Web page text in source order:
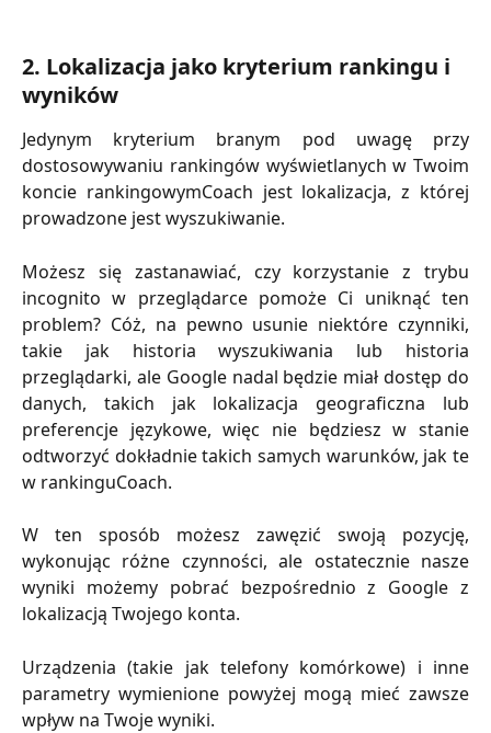
2. Lokalizacja jako kryterium rankingu i
wyników
Jedynym kryterium branym pod uwagę przy
dostosowywaniu rankingów wyświetlanych w Twoim
koncie rankingowymCoach jest lokalizacja, z której
prowadzone jest wyszukiwanie.
Możesz się zastanawiać, czy korzystanie z trybu
incognito w przeglądarce pomoże Ci uniknąć ten
problem? Cóż, na pewno usunie niektóre czynniki,
takie jak historia wyszukiwania lub historia
przeglądarki, ale Google nadal będzie miał dostęp do
danych, takich jak lokalizacja geograficzna lub
preferencje językowe, więc nie będziesz w stanie
odtworzyć dokładnie takich samych warunków, jak te
w rankinguCoach.
W ten sposób możesz zawęzić swoją pozycję,
wykonując różne czynności, ale ostatecznie nasze
wyniki możemy pobrać bezpośrednio z Google z
lokalizacją Twojego konta.
Urządzenia (takie jak telefony komórkowe) i inne
parametry wymienione powyżej mogą mieć zawsze
wpływ na Twoje wyniki.